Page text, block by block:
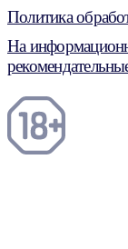
Политика
На